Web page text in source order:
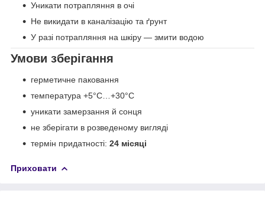
Уникати потрапляння в очі
Не викидати в каналізацію та ґрунт
У разі потрапляння на шкіру — змити водою
Умови зберігання
герметичне паковання
температура +5°C…+30°C
уникати замерзання й сонця
не зберігати в розведеному вигляді
термін придатності: 24 місяці
Приховати